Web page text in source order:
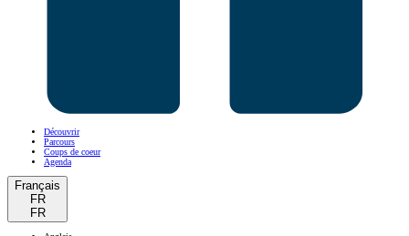
Découvrir
Parcours
Coups de coeur
Agenda
Français
FR
FR